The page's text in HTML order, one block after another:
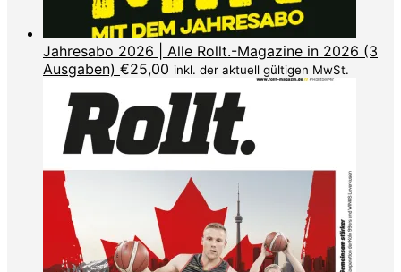
Jahresabo 2026 | Alle Rollt.-Magazine in 2026 (3
Ausgaben) €25,00 inkl. der aktuell gültigen MwSt.